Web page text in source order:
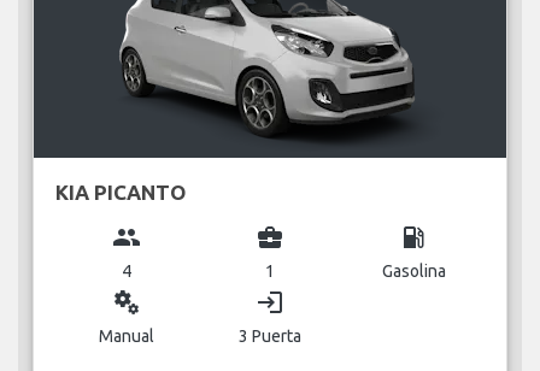
KIA PICANTO
group
4
business_center
1
local_gas_station
Gasolina
miscellaneous_services
Manual
login
3 Puerta